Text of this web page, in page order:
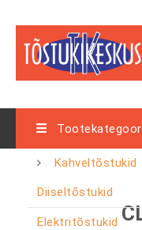
Kahveltõstukid
Diiseltõstukid
Elektritõstukid